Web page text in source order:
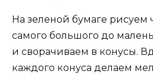
На зеленой бумаге рисуем
самого большого до
и сворачиваем в конусы.
каждого конуса делаем